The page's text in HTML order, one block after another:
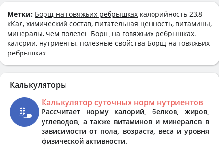
Метки: Борщ на говяжьих ребрышках калорийность 23,8
кКал, химический состав, питательная ценность, витамины,
минералы, чем полезен Борщ на говяжьих ребрышках,
калории, нутриенты, полезные свойства Борщ на говяжьих
ребрышках
Калькуляторы
Калькулятор суточных норм нутриентов
Рассчитает норму калорий, белков, жиров,
углеводов, а также витаминов и минералов в
зависимости от пола, возраста, веса и уровня
физической активности.